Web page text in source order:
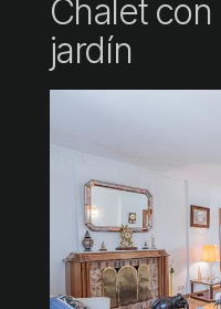
Chalet
jardín